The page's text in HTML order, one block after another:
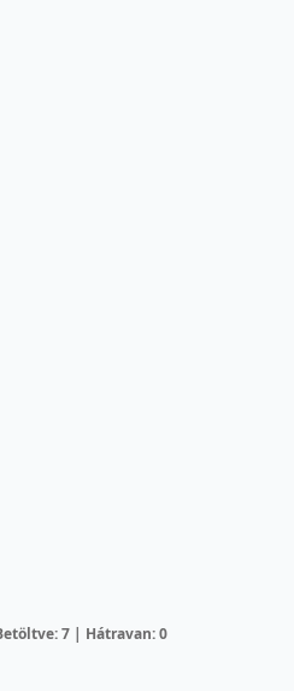
7 | Hátravan: 0